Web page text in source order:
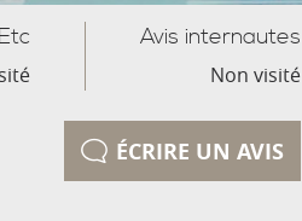
Avis internautes
Non visité
ÉCRIRE UN AVIS